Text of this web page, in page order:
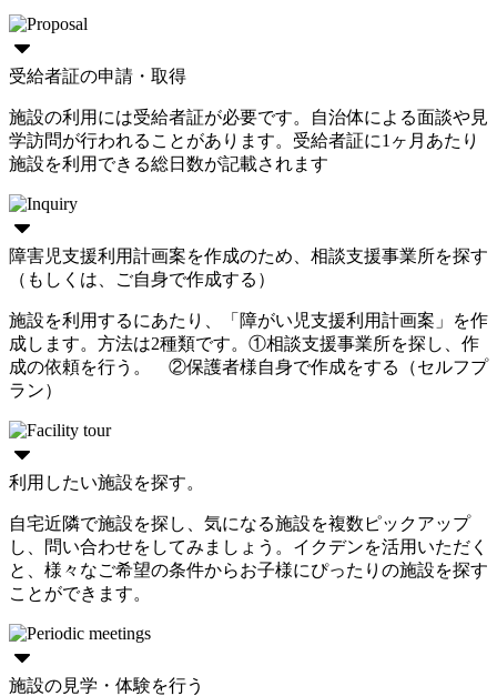
受給者証の申請・取得
施設の利用には受給者証が必要です。自治体による面談や見
学訪問が行われることがあります。受給者証に1ヶ月あたり
施設を利用できる総日数が記載されます
障害児支援利用計画案を作成のため、相談支援事業所を探す
（もしくは、ご自身で作成する）
施設を利用するにあたり、「障がい児支援利用計画案」を作
成します。方法は2種類です。①相談支援事業所を探し、作
成の依頼を行う。 ②保護者様自身で作成をする（セルフプ
ラン）
利用したい施設を探す。
自宅近隣で施設を探し、気になる施設を複数ピックアップ
し、問い合わせをしてみましょう。イクデンを活用いただく
と、様々なご希望の条件からお子様にぴったりの施設を探す
ことができます。
施設の見学・体験を行う